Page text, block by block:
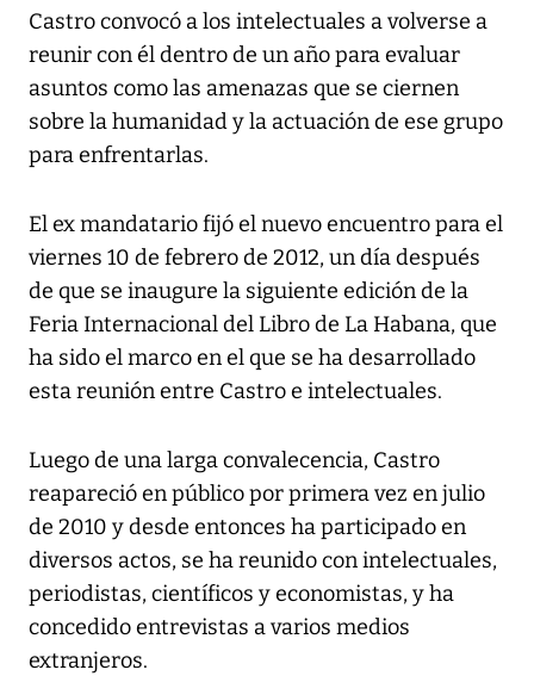
Castro convocó a los intelectuales a volverse a
reunir con él dentro de un año para evaluar
asuntos como las amenazas que se ciernen
sobre la humanidad y la actuación de ese grupo
para enfrentarlas.
El ex mandatario fijó el nuevo encuentro para el
viernes 10 de febrero de 2012, un día después
de que se inaugure la siguiente edición de la
Feria Internacional del Libro de La Habana, que
ha sido el marco en el que se ha desarrollado
esta reunión entre Castro e intelectuales.
Luego de una larga convalecencia, Castro
reapareció en público por primera vez en julio
de 2010 y desde entonces ha participado en
diversos actos, se ha reunido con intelectuales,
periodistas, científicos y economistas, y ha
concedido entrevistas a varios medios
extranjeros.